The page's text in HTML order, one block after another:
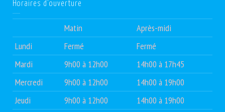
Horaires d’ouverture
Matin
Après-midi
Lundi
Fermé
Fermé
Mardi
9h00 à 12h00
14h00 à 17h45
Mercredi
9h00 à 12h00
14h00 à 19h00
Jeudi
9h00 à 12h00
14h00 à 19h00